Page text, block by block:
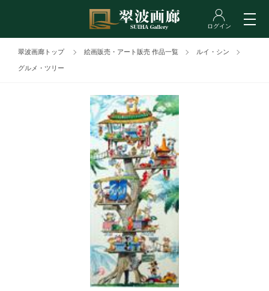
翠波画廊トップ 絵画販売・アート販売 作品一覧 ルイ・シン
グルメ・ツリー